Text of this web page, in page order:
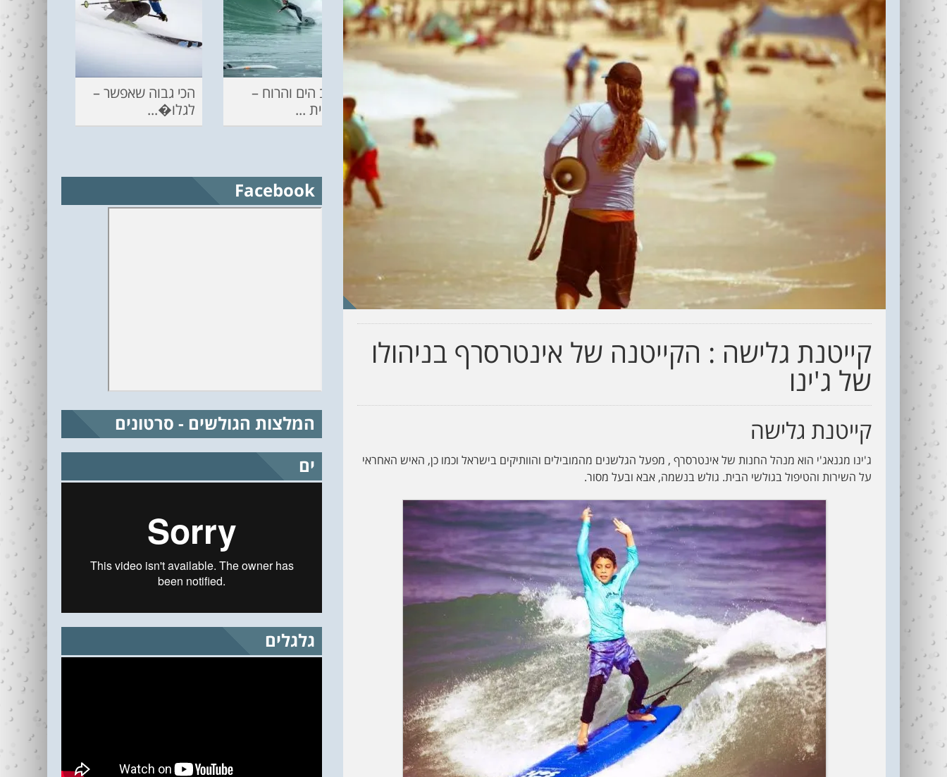
קייטנת גלישה : הקייטנה של אינטרסרף בניהולו
של ג'ינו
קייטנת גלישה
ג'ינו מגנאג'י הוא מנהל החנות של אינטרסרף , מפעל הגלשנים מהמובילים והוותיקים בישראל וכמו כן, האיש האחראי
על השירות והטיפול בגולשי הבית. גולש בנשמה, אבא ובעל מסור.
עדי כהן ז"ל (1987-
2006)
בין נתניה לחיפה
ההכנות – EILAT
ECO SUP TOUR
KITESURF
ASHDOD 2019
CHALLENGE
מצב הים והרוח –
תחזית ...
הכי גבוה שאפשר –
לגלו�...
Facebook
המלצות הגולשים - סרטונים
ים
גלגלים